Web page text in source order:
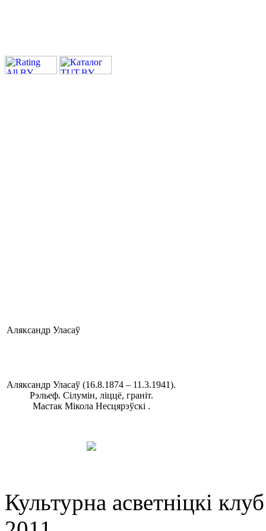
Аляксандр Уласаў
Аляксандр Уласаў (16.8.1874 – 11.3.1941).
Рэльеф. Сілумін, ліццё, граніт.
Мастак Мікола Несцярэўскі .
Культурна асветнiцкi